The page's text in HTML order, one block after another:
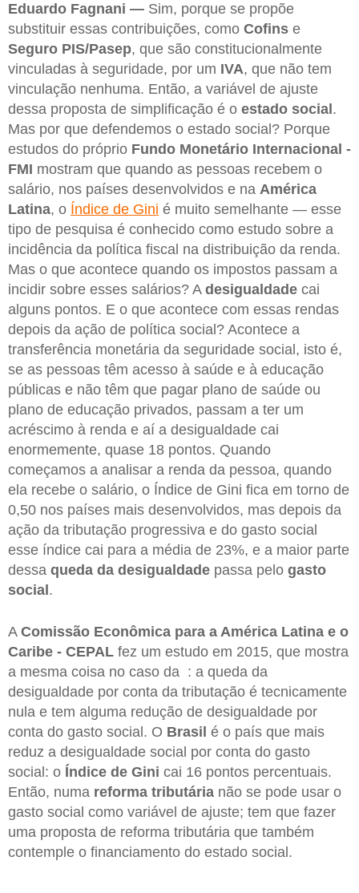
Eduardo Fagnani — Sim, porque se propõe
substituir essas contribuições, como Cofins e
Seguro PIS/Pasep, que são constitucionalmente
vinculadas à seguridade, por um IVA, que não tem
vinculação nenhuma. Então, a variável de ajuste
dessa proposta de simplificação é o estado social .
Mas por que defendemos o estado social? Porque
estudos do próprio Fundo Monetário Internacional -
FMI mostram que quando as pessoas recebem o
salário, nos países desenvolvidos e na América
Latina, o Índice de Gini é muito semelhante — esse
tipo de pesquisa é conhecido como estudo sobre a
incidência da política fiscal na distribuição da renda.
Mas o que acontece quando os impostos passam a
incidir sobre esses salários? A desigualdade cai
alguns pontos. E o que acontece com essas rendas
depois da ação de política social? Acontece a
transferência monetária da seguridade social, isto é,
se as pessoas têm acesso à saúde e à educação
públicas e não têm que pagar plano de saúde ou
plano de educação privados, passam a ter um
acréscimo à renda e aí a desigualdade cai
enormemente, quase 18 pontos. Quando
começamos a analisar a renda da pessoa, quando
ela recebe o salário, o Índice de Gini fica em torno de
0,50 nos países mais desenvolvidos, mas depois da
ação da tributação progressiva e do gasto social
esse índice cai para a média de 23%, e a maior parte
dessa queda da desigualdade passa pelo gasto
social .
A Comissão Econômica para a América Latina e o
Caribe - CEPAL fez um estudo em 2015, que mostra
a mesma coisa no caso da : a queda da
desigualdade por conta da tributação é tecnicamente
nula e tem alguma redução de desigualdade por
conta do gasto social. O Brasil é o país que mais
reduz a desigualdade social por conta do gasto
social: o Índice de Gini cai 16 pontos percentuais.
Então, numa reforma tributária não se pode usar o
gasto social como variável de ajuste; tem que fazer
uma proposta de reforma tributária que também
contemple o financiamento do estado social.